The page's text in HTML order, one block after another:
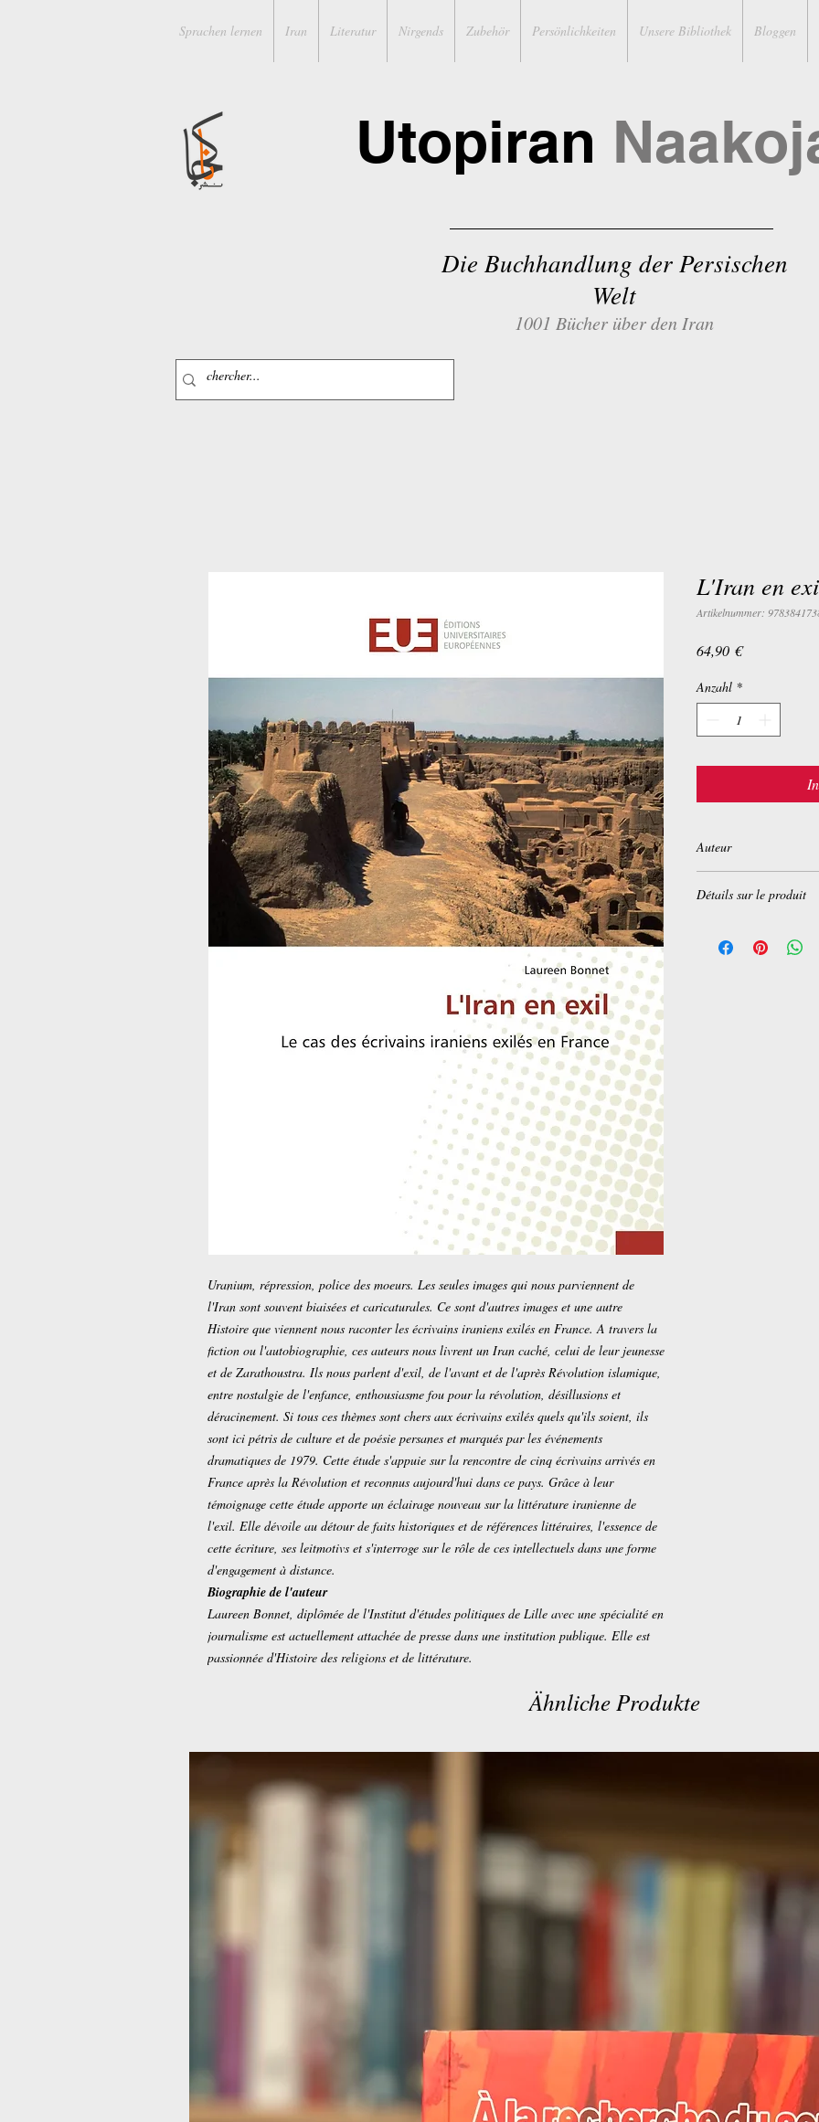
Sprachen lernen Iran Literatur Nirgends Zubehör Persönlichkeiten Unsere Bibliothek Bloggen
Utopiran
Die Buchhandlung der Persischen
Welt
1001 Bücher über den Iran
Uranium, répression, police des moeurs. Les seules images qui nous parviennent de
l'Iran sont souvent biaisées et caricaturales. Ce sont d'autres images et une autre
Histoire que viennent nous raconter les écrivains iraniens exilés en France. A travers la
fiction ou l'autobiographie, ces auteurs nous livrent un Iran caché, celui de leur jeunesse
et de Zarathoustra. Ils nous parlent d'exil, de l'avant et de l'après Révolution islamique,
entre nostalgie de l'enfance, enthousiasme fou pour la révolution, désillusions et
déracinement. Si tous ces thèmes sont chers aux écrivains exilés quels qu'ils soient, ils
sont ici pétris de culture et de poésie persanes et marqués par les événements
dramatiques de 1979. Cette étude s'appuie sur la rencontre de cinq écrivains arrivés en
France après la Révolution et reconnus aujourd'hui dans ce pays. Grâce à leur
témoignage cette étude apporte un éclairage nouveau sur la littérature iranienne de
l'exil. Elle dévoile au détour de faits historiques et de références littéraires, l'essence de
cette écriture, ses leitmotivs et s'interroge sur le rôle de ces intellectuels dans une forme
d'engagement à distance.
Biographie de l'auteur
Laureen Bonnet, diplômée de l'Institut d'études politiques de Lille avec une spécialité en
journalisme est actuellement attachée de presse dans une institution publique. Elle est
passionnée d'Histoire des religions et de littérature.
L'Iran en
Artikelnummer:
64,90 €Preis
Anzahl *
Auteur
Détails sur le produit
Editeur : Univ
Ähnliche Produkte